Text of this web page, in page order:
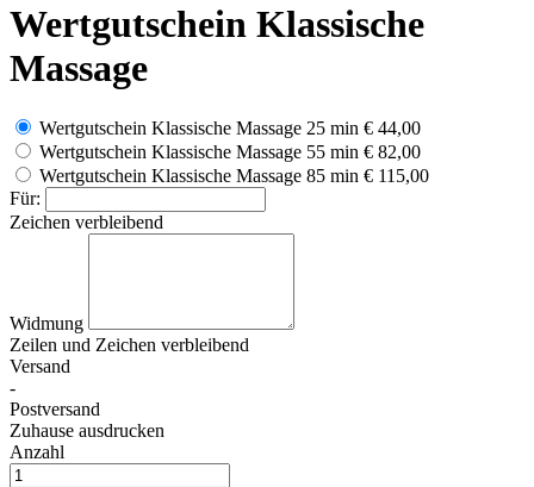
Wertgutschein Klassische
Massage
Wertgutschein Klassische Massage 25 min € 44,00
Wertgutschein Klassische Massage 55 min € 82,00
Wertgutschein Klassische Massage 85 min € 115,00
Für:
Zeichen verbleibend
Widmung
Zeilen und Zeichen verbleibend
Versand
-
Postversand
Zuhause ausdrucken
Anzahl